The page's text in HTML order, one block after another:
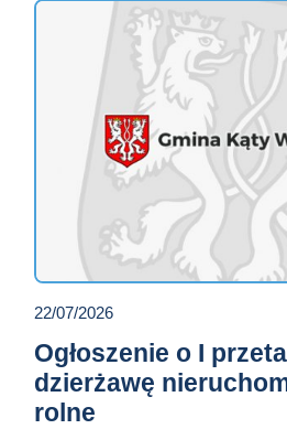
22/07/2026
Ogłoszenie o I
dzierżawę
rolne